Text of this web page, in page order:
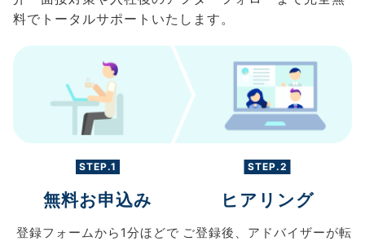
料でトータルサポートいたします。
STEP.1
無料お申込み
登録フォームから 1分ほどで
STEP.2
ヒアリング
ご登録後、 アドバイザーが転